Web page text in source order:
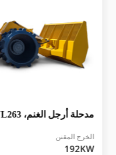
مدحلة أرجل الغنم،
الخرج المقنن
192KW